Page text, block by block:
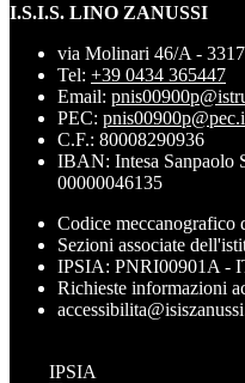
I.S.I.S. LINO ZANUSSI
via Molinari 46/A -
Tel: +39 0434 365447
Email:
PEC:
C.F.: 80008290936
IBAN: Intesa Sanpaolo
00000046135
Codice meccanografico
Sezioni associate
IPSIA: PNRI00901A -
Richieste informazioni
IPSIA